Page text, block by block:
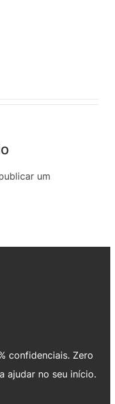
um
confidenciais. Zero
ajudar no seu início.